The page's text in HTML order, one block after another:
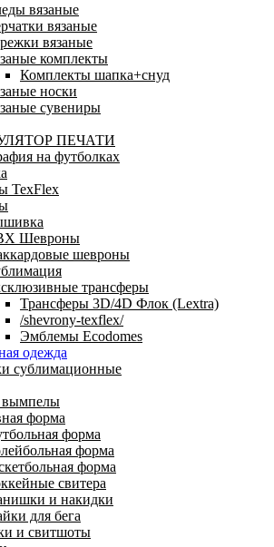
вязаные
вязаные
вязаные
комплекты
Комплекты шапка+снуд
носки
сувениры
ПЕЧАТИ
на футболках
TexFlex
Шевроны
шевроны
трансферы
Трансферы 3D/4D Флок (Lextra)
/shevrony-texflex/
Эмблемы Ecodomes
одежда
сублимационные
вымпелы
форма
форма
форма
форма
свитера
и накидки
для бега
и свитшоты